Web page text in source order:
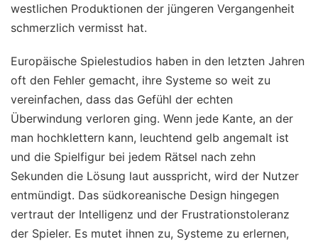
westlichen Produktionen der jüngeren Vergangenheit
schmerzlich vermisst hat.
Europäische Spielestudios haben in den letzten Jahren
oft den Fehler gemacht, ihre Systeme so weit zu
vereinfachen, dass das Gefühl der echten
Überwindung verloren ging. Wenn jede Kante, an der
man hochklettern kann, leuchtend gelb angemalt ist
und die Spielfigur bei jedem Rätsel nach zehn
Sekunden die Lösung laut ausspricht, wird der Nutzer
entmündigt. Das südkoreanische Design hingegen
vertraut der Intelligenz und der Frustrationstoleranz
der Spieler. Es mutet ihnen zu, Systeme zu erlernen,